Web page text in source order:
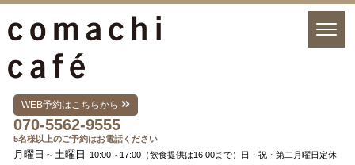
WEB予約はこちらから
070-5562-9555
5名様以上のご予約はお電話ください
月曜日～土曜日 10:00～17:00（飲食提供は16:00まで）日・祝・第二月曜日定休